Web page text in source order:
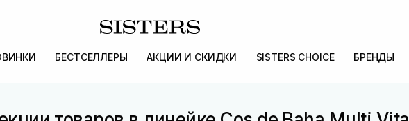
БЕСТСЕЛЛЕРЫ АКЦИИ И СКИДКИ SISTERS CHOICE БРЕНДЫ